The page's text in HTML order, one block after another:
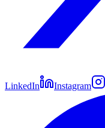
LinkedIn Instagram